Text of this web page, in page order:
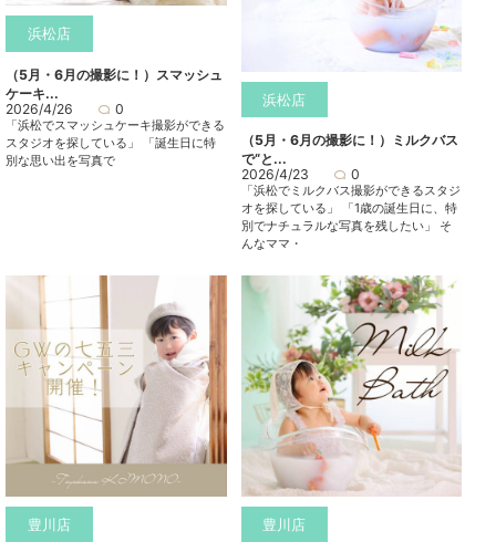
浜松店
（5月・6月の撮影に！）スマッシュ
ケーキ...
2026/4/26
0
「浜松でスマッシュケーキ撮影ができる
スタジオを探している」 「誕生日に特
別な思い出を写真で
浜松店
（5月・6月の撮影に！）ミルクバス
で“と...
2026/4/23
0
「浜松でミルクバス撮影ができるスタジ
オを探している」 「1歳の誕生日に、特
別でナチュラルな写真を残したい」 そ
んなママ・
豊川店 豊川店